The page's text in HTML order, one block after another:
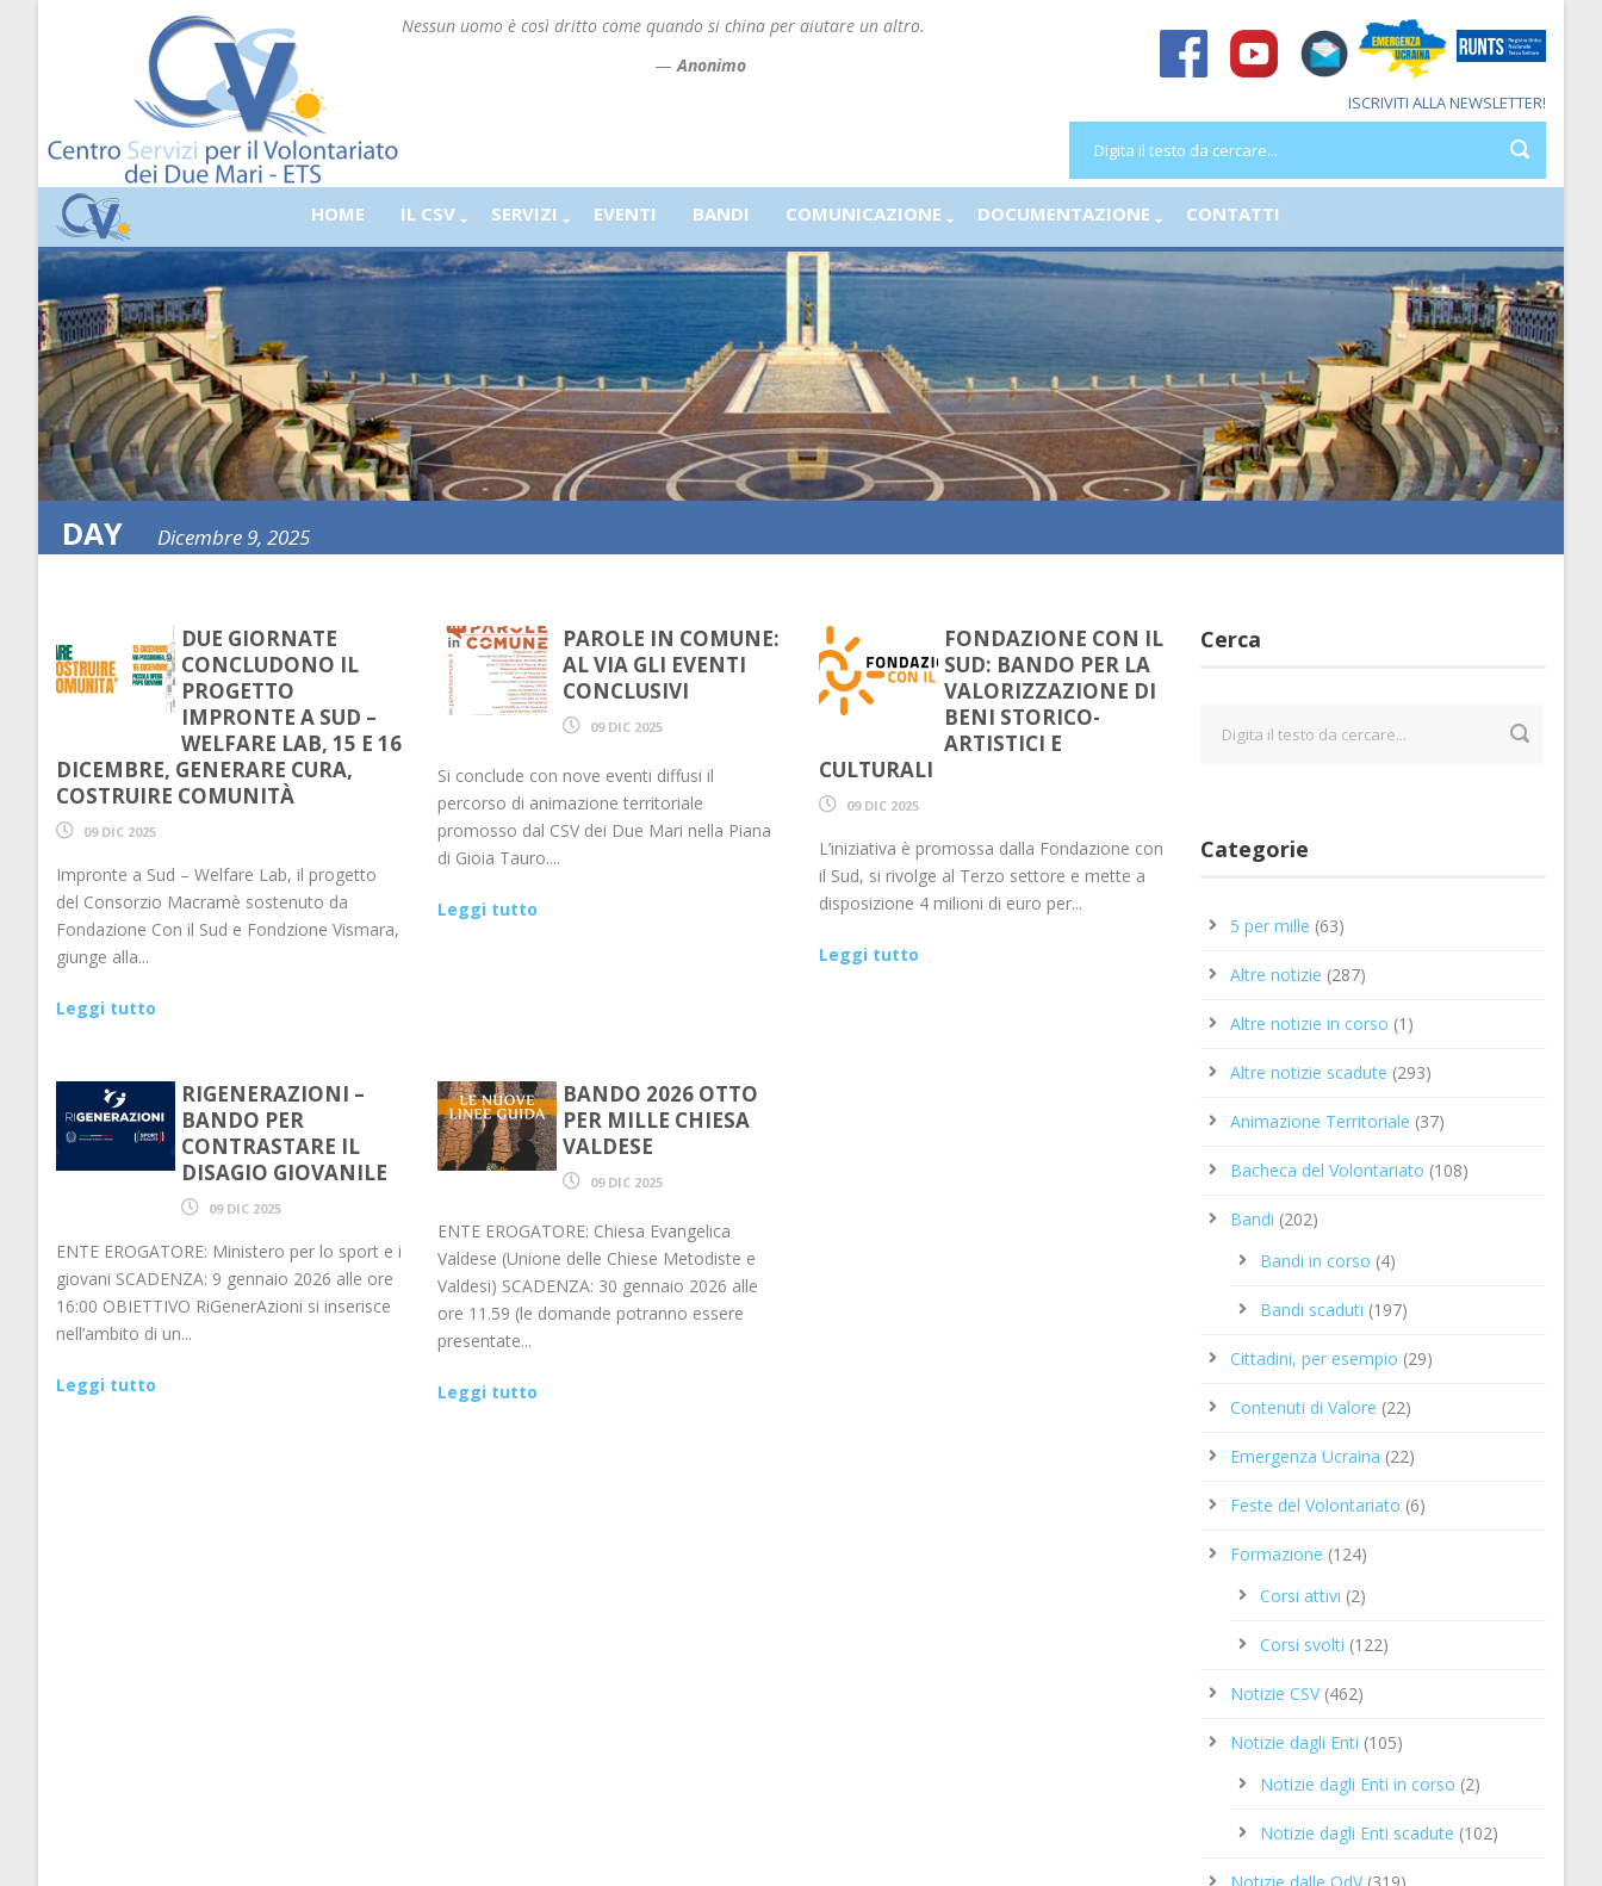
Nessun uomo è così dritto come quando si china per aiutare un altro.
—Anonimo
ISCRIVITI ALLA NEWSLETTER!
HOME IL CSV SERVIZI EVENTI BANDI COMUNICAZIONE DOCUMENTAZIONE CONTATTI
DAY Dicembre 9, 2025
DUE GIORNATE
CONCLUDONO IL
PROGETTO
IMPRONTE A SUD –
WELFARE LAB, 15 E 16
DICEMBRE, GENERARE CURA,
COSTRUIRE COMUNITÀ
09 DIC 2025
Impronte a Sud – Welfare Lab, il progetto
del Consorzio Macramè sostenuto da
Fondazione Con il Sud e Fondzione Vismara,
giunge alla...
Leggi tutto
PAROLE IN COMUNE:
AL VIA GLI EVENTI
CONCLUSIVI
09 DIC 2025
Si conclude con nove eventi diffusi il
percorso di animazione territoriale
promosso dal CSV dei Due Mari nella Piana
di Gioia Tauro....
Leggi tutto
FONDAZIONE CON IL
SUD: BANDO PER LA
VALORIZZAZIONE DI
BENI STORICO-
ARTISTICI E
CULTURALI
09 DIC 2025
L’iniziativa è promossa dalla Fondazione con
il Sud, si rivolge al Terzo settore e mette a
disposizione 4 milioni di euro per...
Leggi tutto
RIGENERAZIONI –
BANDO PER
CONTRASTARE IL
DISAGIO GIOVANILE
09 DIC 2025
ENTE EROGATORE: Ministero per lo sport e i
giovani SCADENZA: 9 gennaio 2026 alle ore
16:00 OBIETTIVO RiGenerAzioni si inserisce
nell’ambito di un...
Leggi tutto
BANDO 2026 OTTO
PER MILLE CHIESA
VALDESE
09 DIC 2025
ENTE EROGATORE: Chiesa Evangelica
Valdese (Unione delle Chiese Metodiste e
Valdesi) SCADENZA: 30 gennaio 2026 alle
ore 11.59 (le domande potranno essere
presentate...
Leggi tutto
Cerca
Categorie
5 per mille (63)
Altre notizie (287)
Altre notizie in corso (1)
Altre notizie scadute (293)
Animazione Territoriale (37)
Bacheca del Volontariato (108)
Bandi (202)
Bandi in corso (4)
Bandi scaduti (197)
Cittadini, per esempio (29)
Contenuti di Valore (22)
Emergenza Ucraina (22)
Feste del Volontariato (6)
Formazione (124)
Corsi attivi (2)
Corsi svolti (122)
Notizie CSV(462)
Notizie dagli Enti (105)
Notizie dagli Enti in corso (2)
Notizie dagli Enti scadute (102)